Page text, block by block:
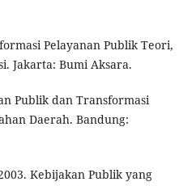
Pelayanan Publik Teori,
Jakarta: Bumi Aksara.
Publik dan Transformasi
Daerah. Bandung:
Kebijakan Publik yang